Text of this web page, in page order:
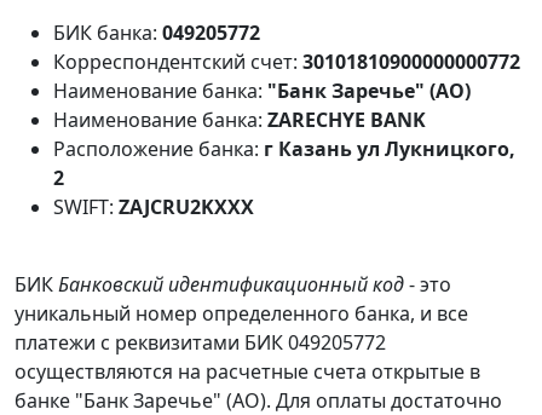
БИК банка: 049205772
Корреспондентский счет: 30101810900000000772
Наименование банка: "Банк Заречье" (АО)
Наименование банка: ZARECHYE BANK
Расположение банка: г Казань ул Лукницкого,
2
SWIFT: ZAJCRU2KXXX
БИКБанковский идентификационный код- это
уникальный номер определенного банка, и все
платежи с реквизитами БИК 049205772
осуществляются на расчетные счета открытые в
банке "Банк Заречье" (АО). Для оплаты достаточно